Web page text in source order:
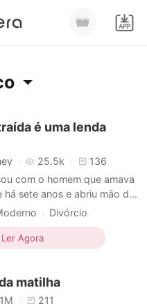
é uma lenda
25.5k
136
com o homem que amava
há sete anos e abriu mão da
se tornar a esposa
e irmão organizaram um
para sua irmã
Com o coração pa
Divórcio
CEO
Dramático
Ler Agora
matilha
1M
211